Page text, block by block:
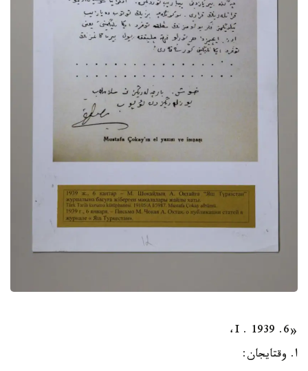
«6. I . 1939،
ا. وقتايجان: